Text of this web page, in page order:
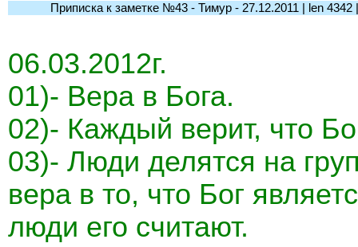
Приписка к заметке №43 - Тимур - 27.12.2011 | len 4342
06.03.2012г.
01)- Вера в Бога.
02)- Каждый верит, что
03)- Люди делятся на
вера в то, что Бог
люди его считают.